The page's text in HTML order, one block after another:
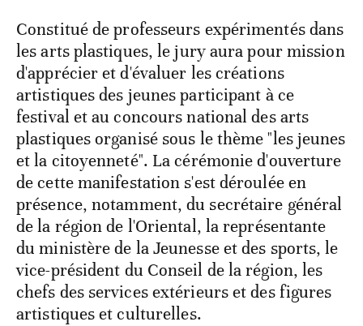
Constitué de professeurs expérimentés dans
les arts plastiques, le jury aura pour mission
d'apprécier et d'évaluer les créations
artistiques des jeunes participant à ce
festival et au concours national des arts
plastiques organisé sous le thème "les jeunes
et la citoyenneté". La cérémonie d'ouverture
de cette manifestation s'est déroulée en
présence, notamment, du secrétaire général
de la région de l'Oriental, la représentante
du ministère de la Jeunesse et des sports, le
vice-président du Conseil de la région, les
chefs des services extérieurs et des figures
artistiques et culturelles.